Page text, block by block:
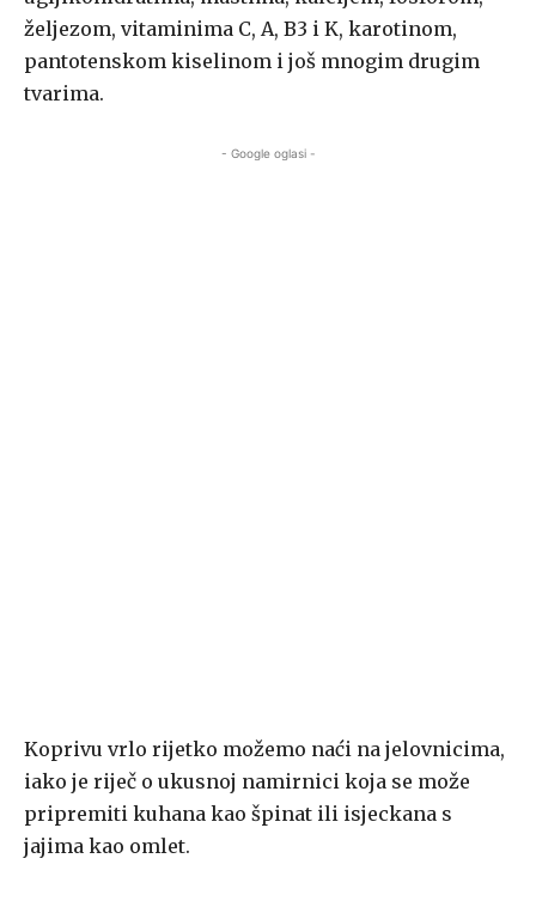
željezom, vitaminima C, A, B3 i K, karotinom,
pantotenskom kiselinom i još mnogim drugim
tvarima.
- Google oglasi -
Koprivu vrlo rijetko možemo naći na jelovnicima,
iako je riječ o ukusnoj namirnici koja se može
pripremiti kuhana kao špinat ili isjeckana s
jajima kao omlet.